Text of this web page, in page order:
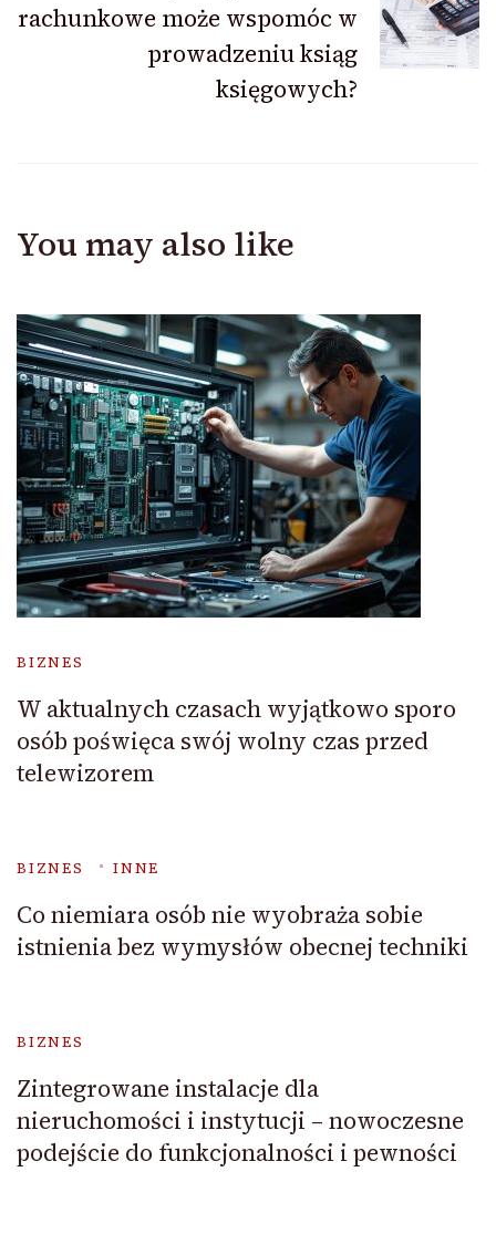
rachunkowe może wspomóc w
prowadzeniu ksiąg
księgowych?
You may also like
BIZNES
W aktualnych czasach wyjątkowo sporo
osób poświęca swój wolny czas przed
telewizorem
BIZNES INNE
Co niemiara osób nie wyobraża sobie
istnienia bez wymysłów obecnej techniki
BIZNES
Zintegrowane instalacje dla
nieruchomości i instytucji – nowoczesne
podejście do funkcjonalności i pewności